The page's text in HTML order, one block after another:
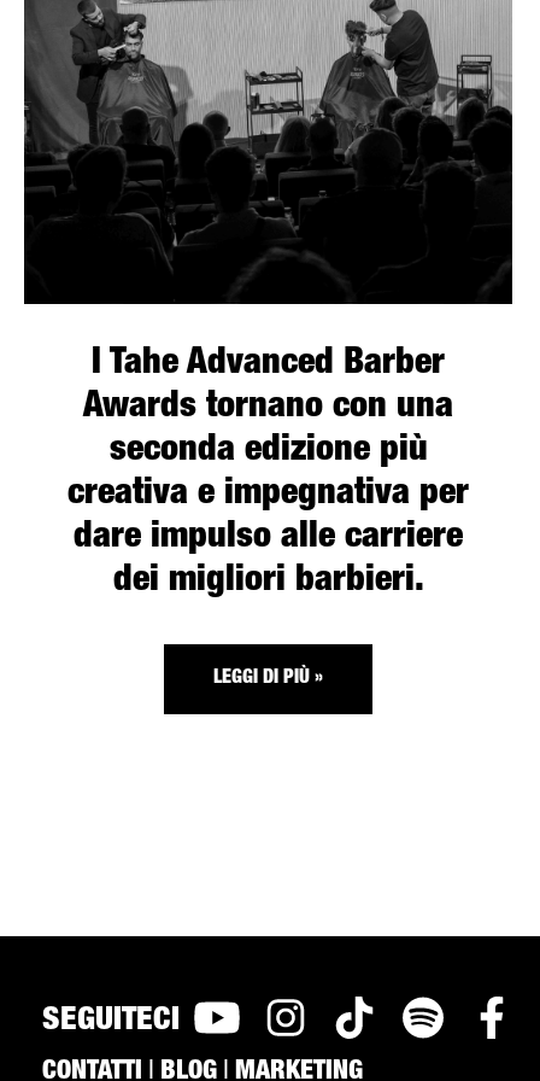
I Tahe Advanced Barber
Awards tornano con una
seconda edizione più
creativa e impegnativa per
dare impulso alle carriere
dei migliori barbieri.
creativa
e
impegnativa
per
dare
impulso
alle
carriere
migliori
barbieri.
LEGGI DI PIÙ »
SEGUITECI
CONTATTI | BLOG | MARKETING